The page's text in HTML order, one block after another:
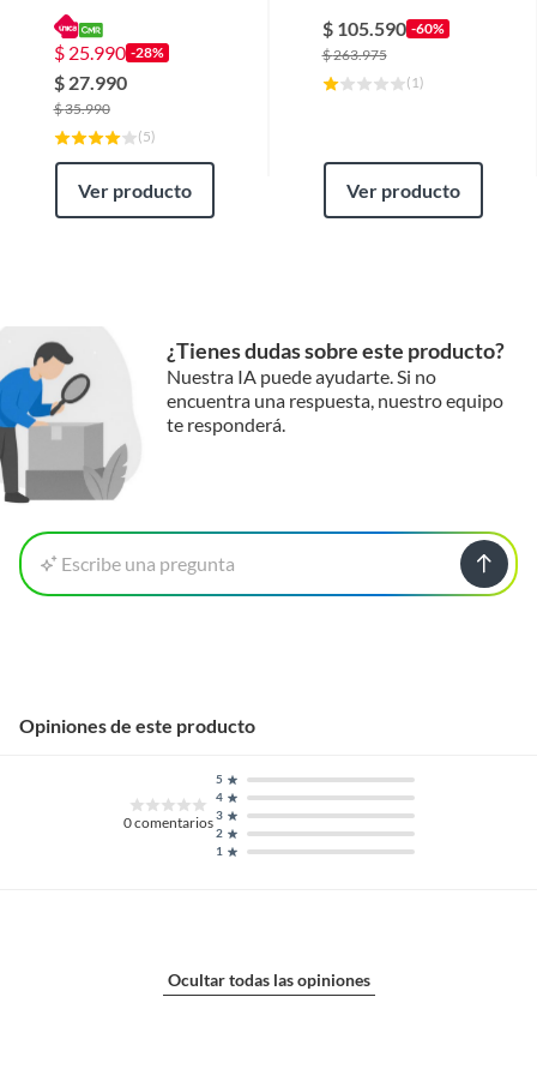
Garantía del vendedor: 1 meses
$ 25.990 -28%
$ 27.990
$35.990
(5)
Ver producto
Lmpermeable
$ 105.590 -60%
$263.975
( 1)
Ver producto
¿Tienes dudas sobre este producto?
Nuestra IA puede ayudarte. Si no
encuentra una respuesta, nuestro equipo
te responderá.
Escribe una pregunta
Opiniones de este producto
0comentarios
1
2
3
4
5
Ocultar todas las opiniones